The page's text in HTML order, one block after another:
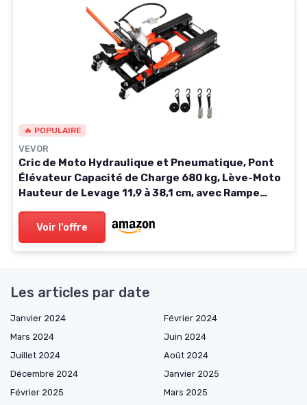
🔥 POPULAIRE
VEVOR
Cric de Moto Hydraulique et Pneumatique, Pont
Élévateur Capacité de Charge 680 kg, Lève-Moto
Hauteur de Levage 11,9 à 38,1 cm, avec Rampe
Voir l'offre
Les articles par date
Janvier 2024
Février 2024
Mars 2024
Juin 2024
Juillet 2024
Août 2024
Décembre 2024
Janvier 2025
Février 2025
Mars 2025